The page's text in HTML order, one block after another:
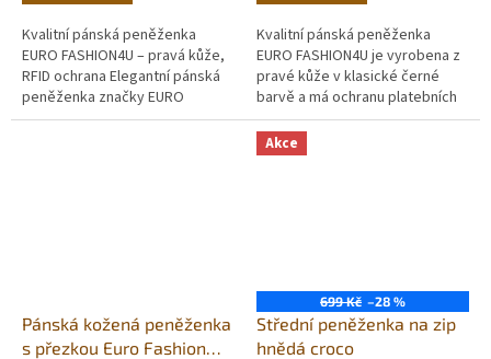
Kvalitní pánská peněženka
EURO FASHION4U – pravá kůže,
RFID ochrana Elegantní pánská
peněženka značky EURO
FASHION4U je vyrobena z pravé
Kvalitní pánská peněženka
EURO FASHION4U je vyrobena z
pravé kůže v klasické černé
barvě a má ochranu platebních
karet před RFID čtečkou. Uvnitř
najdete přihrádky na
bankovky,...
Pánská kožená peněženka
s přezkou Euro Fashion
Akce
699 Kč –28 %
Střední peněženka na zip
hnědá croco